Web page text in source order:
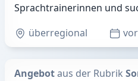
Sprachtrainerinnen und
überregional
Angebotaus der Rubrik